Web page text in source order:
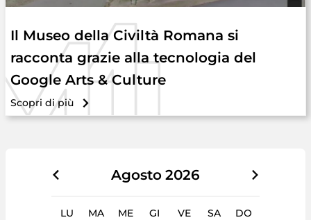
Il Museo della Civiltà Romana si
racconta grazie alla tecnologia del
Google Arts & Culture
Scopri di più
Agosto 2026
LU MA ME GI VE SA
DO